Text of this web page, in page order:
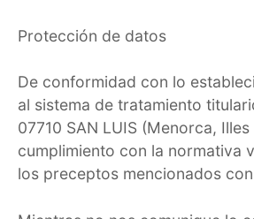
Protección de datos
De conformidad con lo
al sistema de tratamiento
07710 SAN LUIS (Menorca,
cumplimiento con la normativa
los preceptos mencionados